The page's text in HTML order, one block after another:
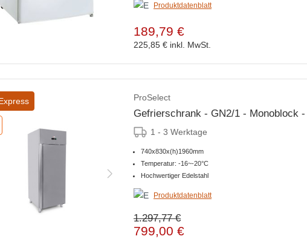
Produktdatenblatt
189,79 €
225,85 € inkl. MwSt.
ProSelect
Gefrierschrank - GN2/1 - Monoblock -
1 - 3 Werktage
740x830x(h)1960mm
Temperatur: -16~-20°C
Hochwertiger Edelstahl
Produktdatenblatt
1.297,77 €
799,00 €